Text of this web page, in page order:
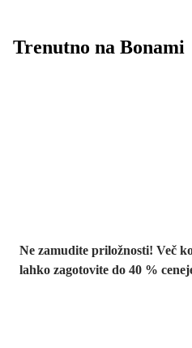
Trenutno na Bonami
Ne zamudite priložnosti! Več
lahko zagotovite do 40 %